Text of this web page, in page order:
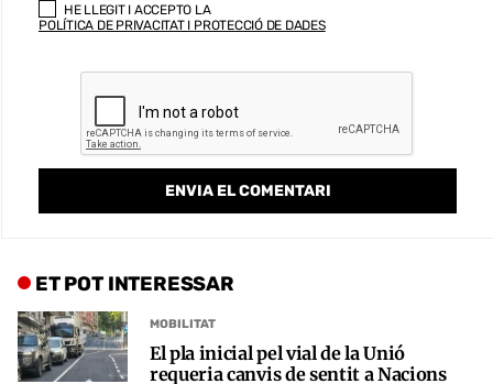
HE LLEGIT I ACCEPTO LA
POLÍTICA DE PRIVACITAT I PROTECCIÓ DE DADES
ET POT INTERESSAR
MOBILITAT
El pla inicial pel vial de la Unió
requeria canvis de sentit a Nacions